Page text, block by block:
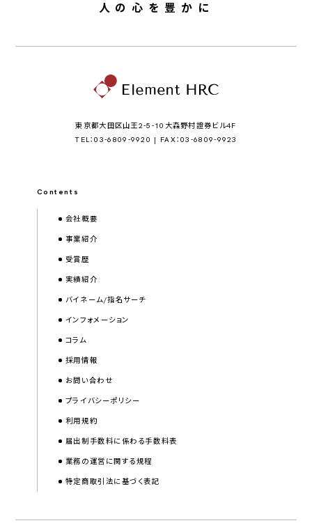
人の心を豊かに
東京都大田区山王2-5-10大森野村證券ビル4F
TEL：03-6809-9920 | FAX：03-6809-9923
Contents
会社概要
事業紹介
受賞歴
実績紹介
バイネーム/指名サーチ
インフォメーション
コラム
採用情報
お問い合わせ
プライバシーポリシー
利用規約
届出制手数料に係わる手数料表
業務の運営に関する規程
特定商取引法に基づく表記